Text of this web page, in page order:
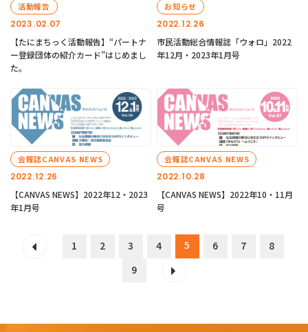
2023.02.07
活動報告
【たにまちっく活動報告】“パートナ
ー登録団体の紹介カード”はじめまし
た。
2022.12.26
お知らせ
市民活動総合情報誌「ウォロ」2022
年12月・2023年1月号
2022.12.26
会報誌CANVAS NEWS
【CANVAS NEWS】2022年12・2023
年1月号
2022.10.28
会報誌CANVAS NEWS
【CANVAS NEWS】2022年10・11月
号
1 2 3 4 5 6 7
8
9